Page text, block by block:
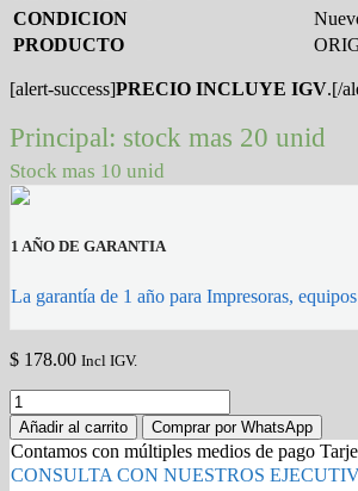
CONDICION
PRODUCTO
[alert-success]PRECIO INCLUYE IGV.[/
Principal: stock mas 20 unid
Stock mas 10 unid
1 AÑO DE GARANTIA
La garantía de 1 año para Impresoras,
$ 178.00 Incl IGV.
TONER
LEXMARK
504X
50F4X00
10,000
Añadir al carrito Comprar por WhatsApp
Contamos con múltiples medios de pago
CONSULTA CON NUESTROS